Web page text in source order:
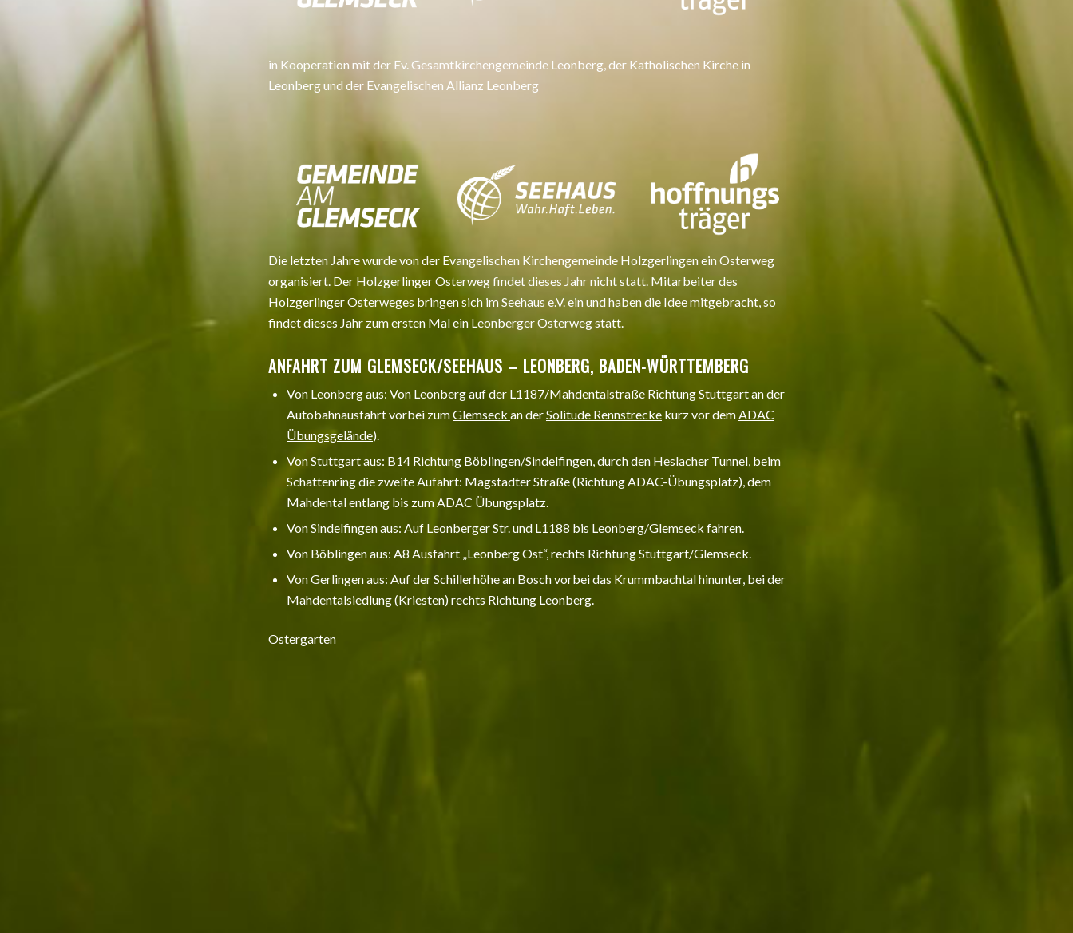
in Kooperation mit der Ev. Gesamtkirchengemeinde Leonberg, der Katholischen Kirche in
Leonberg und der Evangelischen Allianz Leonberg
Die letzten Jahre wurde von der Evangelischen Kirchengemeinde Holzgerlingen ein Osterweg
organisiert. Der Holzgerlinger Osterweg findet dieses Jahr nicht statt. Mitarbeiter des
Holzgerlinger Osterweges bringen sich im Seehaus e.V. ein und haben die Idee mitgebracht, so
findet dieses Jahr zum ersten Mal ein Leonberger Osterweg statt.
ANFAHRT ZUM GLEMSECK/SEEHAUS – LEONBERG, BADEN-WÜRTTEMBERG
Von Leonberg aus: Von Leonberg auf der L1187/Mahdentalstraße Richtung Stuttgart an der
Autobahnausfahrt vorbei zumGlemseck an derSolitude Rennstrecke kurz vor demADAC
Übungsgelände).
Von Stuttgart aus: B14 Richtung Böblingen/Sindelfingen, durch den Heslacher Tunnel, beim
Schattenring die zweite Aufahrt: Magstadter Straße (Richtung ADAC-Übungsplatz), dem
Mahdental entlang bis zum ADAC Übungsplatz.
Von Sindelfingen aus: Auf Leonberger Str.und L1188 bis Leonberg/Glemseck fahren.
Von Böblingen aus: A8 Ausfahrt „Leonberg Ost“, rechts Richtung Stuttgart/Glemseck.
Von Gerlingen aus: Auf der Schillerhöhe an Bosch vorbei das Krummbachtal hinunter, bei der
Mahdentalsiedlung (Kriesten) rechts Richtung Leonberg.
Ostergarten